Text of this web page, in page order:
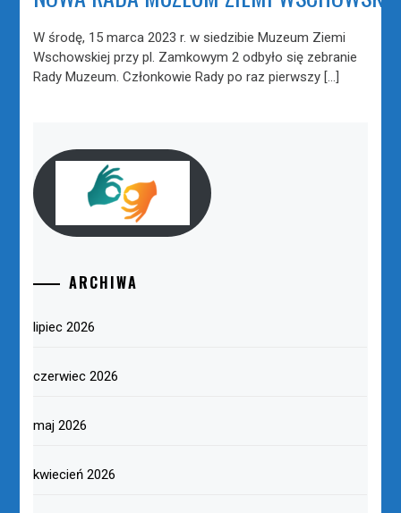
W środę, 15 marca 2023 r. w siedzibie Muzeum Ziemi
Wschowskiej przy pl. Zamkowym 2 odbyło się zebranie
Rady Muzeum. Członkowie Rady po raz pierwszy […]
ARCHIWA
lipiec 2026
czerwiec 2026
maj 2026
kwiecień 2026